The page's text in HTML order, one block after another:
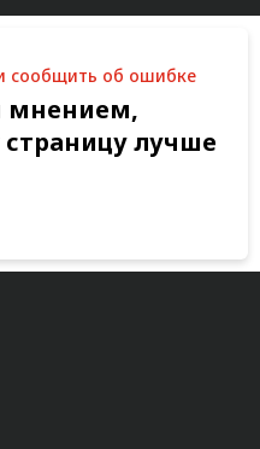
сообщить об ошибке
мнением,
лучше